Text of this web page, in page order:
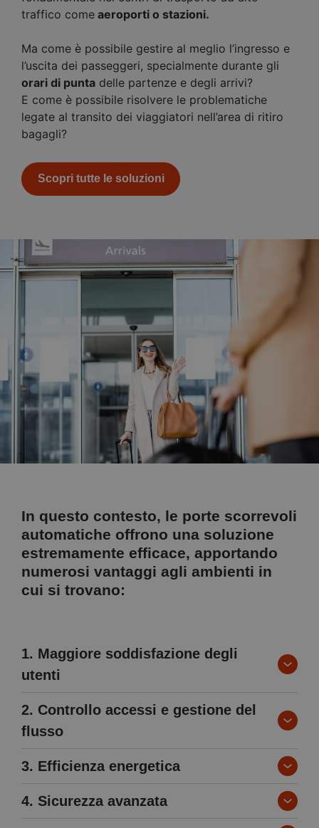
traffico come aeroporti o stazioni.
Ma come è possibile gestire al meglio l’ingresso e
l’uscita dei passeggeri, specialmente durante gli
orari di punta delle partenze e degli arrivi?
E come è possibile risolvere le problematiche
legate al transito dei viaggiatori nell’area di ritiro
bagagli?
Scopri tutte le soluzioni
In questo contesto, le porte scorrevoli
automatiche offrono una soluzione
estremamente efficace, apportando
numerosi vantaggi agli ambienti in
cui si trovano:
1. Maggiore soddisfazione degli
utenti
2. Controllo accessi e gestione del
flusso
3. Efficienza energetica
4. Sicurezza avanzata